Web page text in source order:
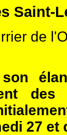
Saint-
de
27 et